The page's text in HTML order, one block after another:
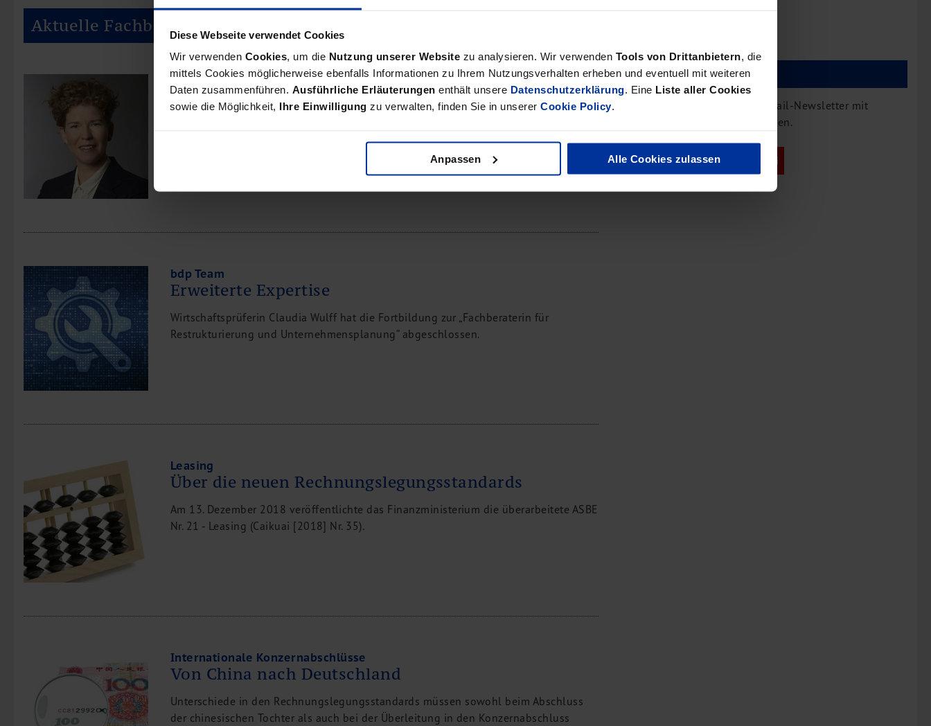
Diese Webseite verwendet Cookies
Wir verwenden Cookies, um die Nutzung unserer Website zu analysieren. Wir verwenden Tools von Drittanbietern, die
mittels Cookies möglicherweise ebenfalls Informationen zu Ihrem Nutzungsverhalten erheben und eventuell mit weiteren
Daten zusammenführen. Ausführliche Erläuterungen enthält unsere Datenschutzerklärung. Eine Liste aller Cookies
sowie die Möglichkeit, Ihre Einwilligung zu verwalten, finden Sie in unserer Cookie Policy.
Anpassen Alle Cookies zulassen
Aktuelle Fachbeiträge
Weiterbildung bei bdp
„Man lernt nie aus!“
Unternehmensplanung erfolgreich abgeschlossen. Im Interview spricht sie über ihre
Motivation, die Inhalte der Weiterbildung und die Kultur des Lernens bei bdp.
bdp Team
Erweiterte Expertise
Wirtschaftsprüferin Claudia Wulff hat die Fortbildung zur „Fachberaterin für
Restrukturierung und Unternehmensplanung“ abgeschlossen.
Leasing
Über die neuen Rechnungslegungsstandards
Am 13. Dezember 2018 veröffentlichte das Finanzministerium die überarbeitete ASBE
Nr. 21 - Leasing (Caikuai [2018] Nr. 35).
Internationale Konzernabschlüsse
Von China nach Deutschland
Unterschiede in den Rechnungslegungsstandards müssen sowohl beim Abschluss
der chinesischen Tochter als auch bei der Überleitung in den Konzernabschluss
bdp China Newsletter
Bestellen Sie hier unseren E-Mail-Newsletter mit
Schwerpunkt China-Investitionen.
China Newsletter bestellen